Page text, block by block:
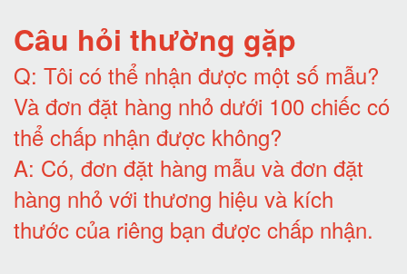
Câu hỏi thường gặp
Q: Tôi có thể nhận được một số mẫu?
Và đơn đặt hàng nhỏ dưới 100 chiếc có
thể chấp nhận được không?
A: Có, đơn đặt hàng mẫu và đơn đặt
hàng nhỏ với thương hiệu và kích
thước của riêng bạn được chấp nhận.